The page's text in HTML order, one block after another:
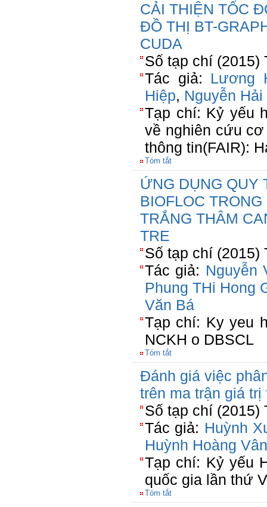
CẢI THIỆN TỐC
ĐỒ THỊ BT-
CUDA
Số tạp chí (2015)
Tác giả: Lương
Hiệp, Nguyễn Hải
Tạp chí: Kỷ yếu
về nghiên cứu
thông tin(FAIR):
Tóm tắt
ỨNG DỤNG QUY
BIOFLOC
TRẮNG THÂM
TRE
Số tạp chí (2015)
Tác giả: Nguyễn
Phung THi Hong
Văn Bá
Tạp chí: Ky yeu
NCKH o DBSCL
Tóm tắt
Đánh giá việc
trên ma trận giá
Số tạp chí (2015)
Tác giả: Huỳnh
Huỳnh Hoàng Vân
Tạp chí: Kỷ yếu
quốc gia lần thứ
Tóm tắt